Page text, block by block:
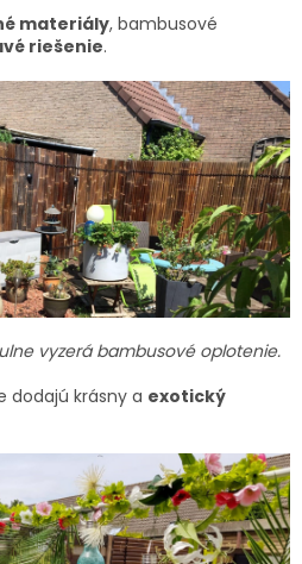
materiály, bambusové
riešenie.
vyzerá bambusové oplotenie.
dodajú krásny a exotický